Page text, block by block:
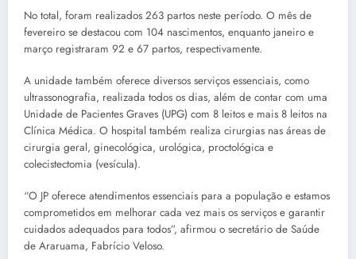
No total, foram realizados 263 partos neste período. O mês de
fevereiro se destacou com 104 nascimentos, enquanto janeiro e
março registraram 92 e 67 partos, respectivamente.
A unidade também oferece diversos serviços essenciais, como
ultrassonografia, realizada todos os dias, além de contar com uma
Unidade de Pacientes Graves (UPG) com 8 leitos e mais 8 leitos na
Clínica Médica. O hospital também realiza cirurgias nas áreas de
cirurgia geral, ginecológica, urológica, proctológica e
colecistectomia (vesícula).
“O JP oferece atendimentos essenciais para a população e estamos
comprometidos em melhorar cada vez mais os serviços e garantir
cuidados adequados para todos”, afirmou o secretário de Saúde
de Araruama, Fabrício Veloso.